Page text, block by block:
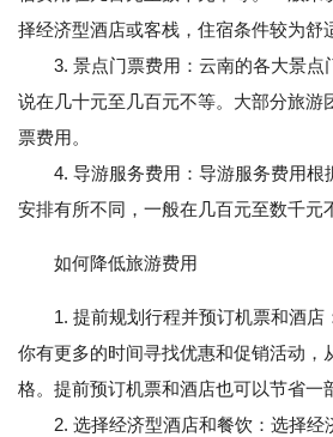
择经济型酒店或客栈，住宿条件较为舒
3. 景点门票费用：云南的各大景点
说在几十元至几百元不等。大部分旅游
票费用。
4. 导游服务费用：导游服务费用根
安排有所不同，一般在几百元至数千元
如何降低旅游费用
1. 提前规划行程并预订机票和酒店
你有更多的时间寻找优惠和促销活动，
格。提前预订机票和酒店也可以节省一
2. 选择经济型酒店和餐饮：选择经